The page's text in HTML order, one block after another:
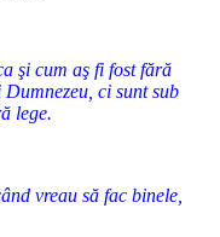
şi cum aş fi fost fără
ci sunt sub
lege.
vreau să fac binele,